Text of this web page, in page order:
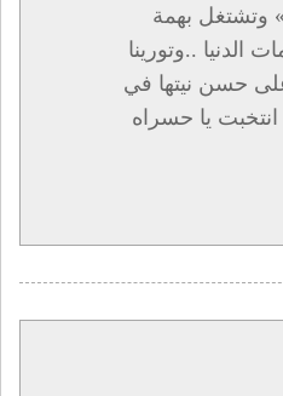
وتشتغل بهمة
..وتورينا
حسن نيتها في
يا حسراه